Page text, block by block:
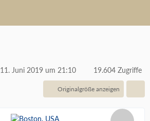
11. Juni 2019 um 21:10 19.604 Zugriffe
Originalgröße anzeigen